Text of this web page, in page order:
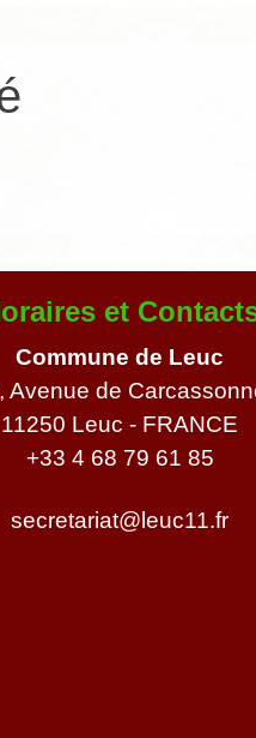
et
Commune de Leuc
Avenue de
11250 Leuc - FRANCE
+33 4 68 79 61 85
secretariat@leuc11.fr